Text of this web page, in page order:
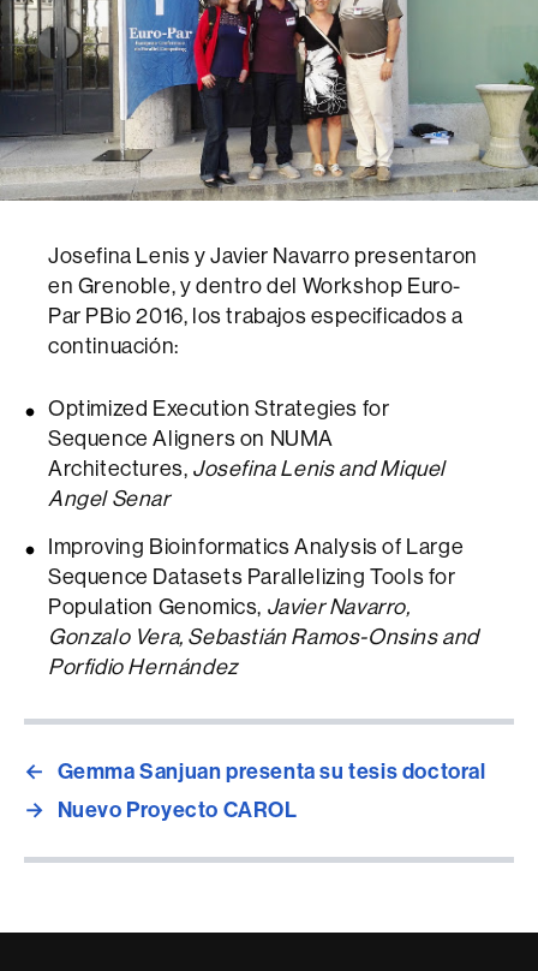
Josefina Lenis y Javier Navarro presentaron
en Grenoble, y dentrodel Workshop Euro-
Par PBio 2016, los trabajos especificados a
continuación:
Optimized Execution Strategies for
Sequence Aligners on NUMA
Architectures, Josefina Lenis and Miquel
Angel Senar
Improving Bioinformatics Analysis of Large
Sequence Datasets Parallelizing Tools for
Population Genomics, Javier Navarro,
Gonzalo Vera, Sebastián Ramos-Onsins and
Porfidio Hernández
← Gemma Sanjuan presenta su tesis doctoral
→ Nuevo Proyecto CAROL